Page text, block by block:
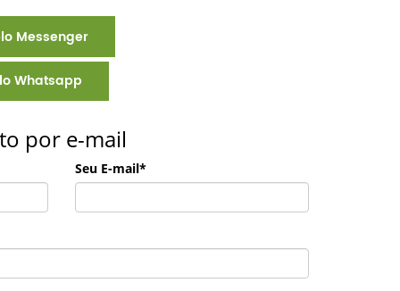
Messenger
Whatsapp
por e-mail
Seu E-mail*